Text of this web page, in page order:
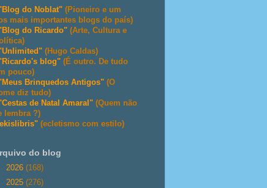
do Noblat" (Pioneiro e um
mais importantes blogs do país)
do Ricardo" (Arte, Cultura e
(Hugo Caldas)
blog" (É outro. De tudo
pouco)
Brinquedos Antigos" (O
diz tudo)
de Natal Amaral" (Quem não
lembra ?)
(ecletismo com estilo)
do blog
2026 (168)
2025 (276)